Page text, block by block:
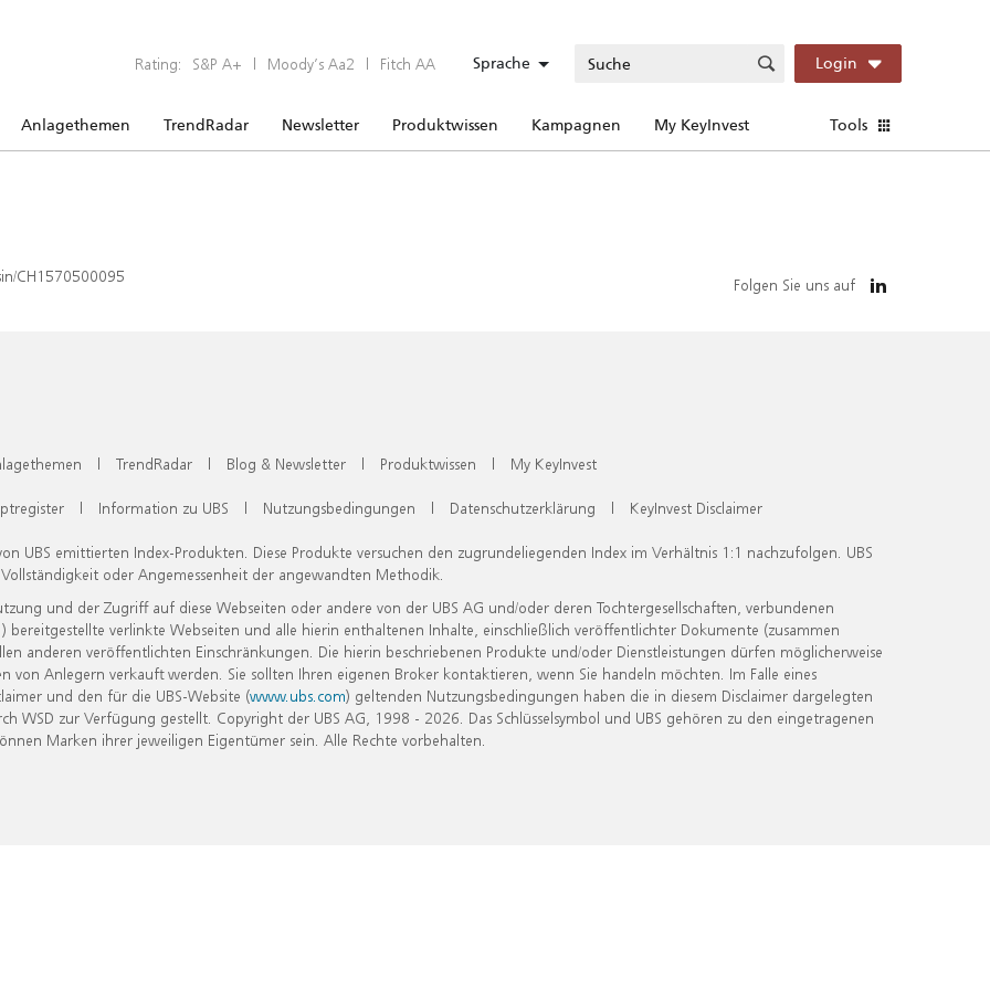
Rating: S&P A+ | Moody’s Aa2 | Fitch AA Sprache Login
Anlagethemen TrendRadar Newsletter Produktwissen Kampagnen My KeyInvest Tools
CH1570500095 Folgen Sie uns auf
| TrendRadar | Blog & Newsletter | Produktwissen | My KeyInvest
| Information zu UBS | Nutzungsbedingungen | Datenschutzerklärung | KeyInvest Disclaimer
UBS emittierten Index-Produkten. Diese Produkte versuchen den zugrundeliegenden Index im Verhältnis 1:1 nachzufolgen. UBS
oder Angemessenheit der angewandten Methodik.
und der Zugriff auf diese Webseiten oder andere von der UBS AG und/oder deren Tochtergesellschaften, verbundenen
verlinkte Webseiten und alle hierin enthaltenen Inhalte, einschließlich veröffentlichter Dokumente (zusammen
anderen veröffentlichten Einschränkungen. Die hierin beschriebenen Produkte und/oder Dienstleistungen dürfen möglicherweise
Anlegern verkauft werden. Sie sollten Ihren eigenen Broker kontaktieren, wenn Sie handeln möchten. Im Falle eines
und den für die UBS-Website (www.ubs.com) geltenden Nutzungsbedingungen haben die in diesem Disclaimer dargelegten
zur Verfügung gestellt. Copyright der UBS AG, 1998 - 2026. Das Schlüsselsymbol und UBS gehören zu den eingetragenen
Marken ihrer jeweiligen Eigentümer sein. Alle Rechte vorbehalten.